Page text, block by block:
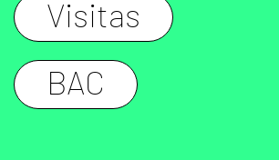
Visitas
BAC